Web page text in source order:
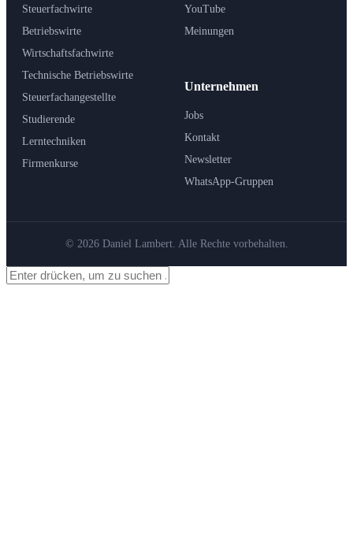
Steuerfachwirte
Betriebswirte
Wirtschaftsfachwirte
Technische Betriebswirte
Steuerfachangestellte
Studierende
Lerntechniken
Firmenkurse
YouTube
Meinungen
Unternehmen
Jobs
Kontakt
Newsletter
WhatsApp-Gruppen
© 2026 Daniel Lambert. Alle Rechte vorbehalten.